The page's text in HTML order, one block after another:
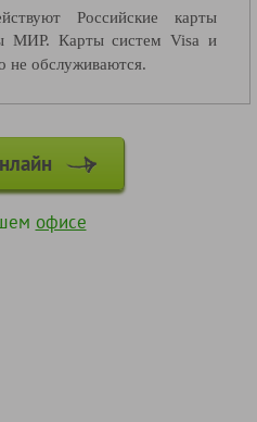
Российские карты
МИР. Карты систем Visa и
не обслуживаются.
офисе